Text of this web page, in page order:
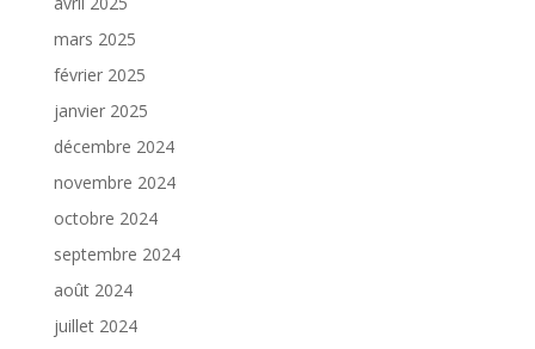
mars 2025
février 2025
janvier 2025
décembre 2024
novembre 2024
octobre 2024
septembre 2024
août 2024
juillet 2024